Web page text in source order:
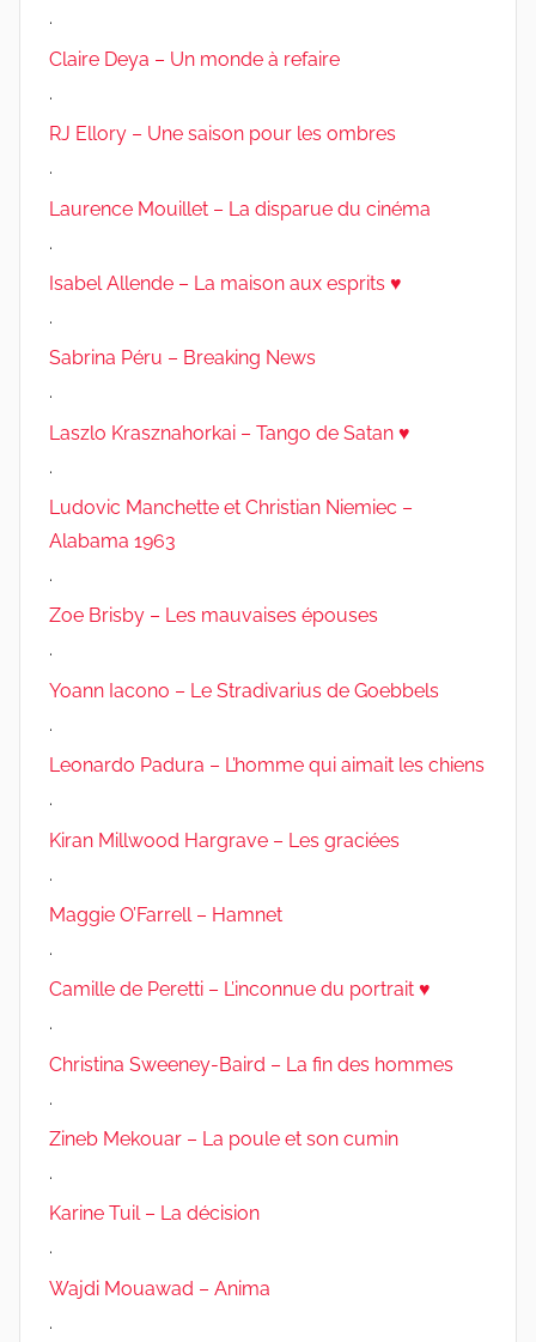
.
Claire Deya – Un monde à refaire
.
RJ Ellory – Une saison pour les ombres
.
Laurence Mouillet – La disparue du cinéma
.
Isabel Allende – La maison aux esprits ♥
.
Sabrina Péru – Breaking News
.
Laszlo Krasznahorkai – Tango de Satan ♥
.
Ludovic Manchette et Christian Niemiec –
Alabama 1963
.
Zoe Brisby – Les mauvaises épouses
.
Yoann Iacono – Le Stradivarius de Goebbels
.
Leonardo Padura – L’homme qui aimait les chiens
.
Kiran Millwood Hargrave – Les graciées
.
Maggie O’Farrell – Hamnet
.
Camille de Peretti – L’inconnue du portrait ♥
.
Christina Sweeney-Baird – La fin des hommes
.
Zineb Mekouar – La poule et son cumin
.
Karine Tuil – La décision
.
Wajdi Mouawad – Anima
.